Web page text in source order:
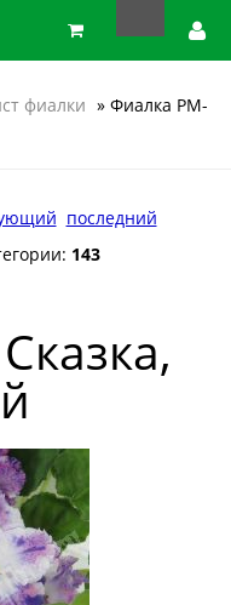
фиалки » Фиалка РМ-
последний
143